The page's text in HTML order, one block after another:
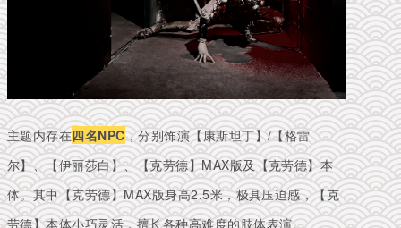
主题内存在四名NPC，分别饰演【康斯坦丁】/【格雷
尔】、【伊丽莎白】、【克劳德】MAX版及【克劳德】本
体。其中【克劳德】MAX版身高2.5米，极具压迫感，【克
劳德】本体小巧灵活，擅长各种高难度的肢体表演。